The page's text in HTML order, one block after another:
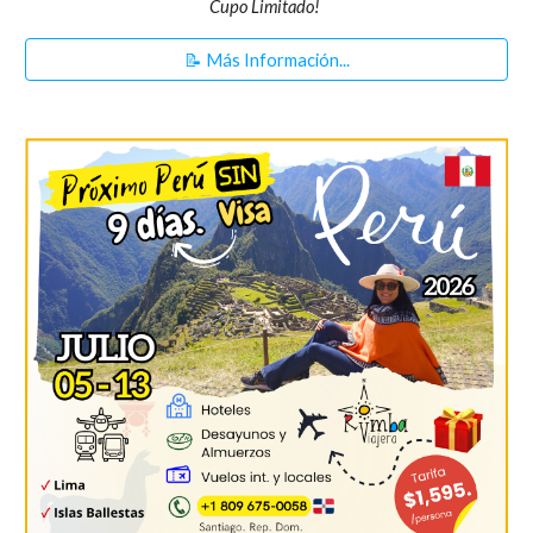
Cupo Limitado!
📝 Más Información...